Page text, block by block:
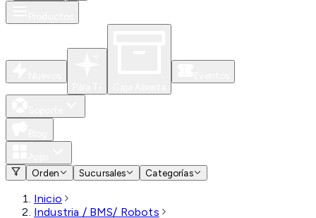
Orden
Sucursales Categorías
Inicio
Industria / BMS/ Robots